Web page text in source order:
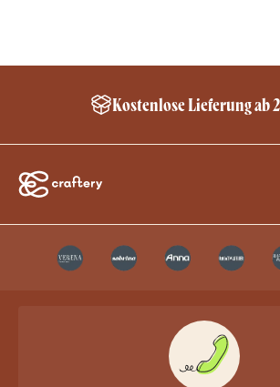
Kostenlose Lieferung ab